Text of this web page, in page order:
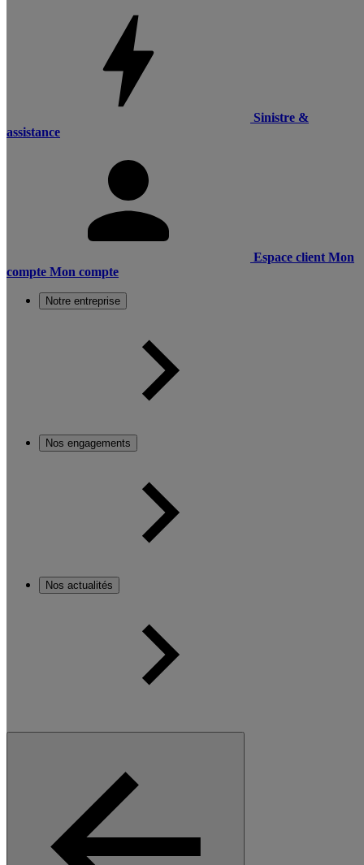
Sinistre &
assistance
Espace client Mon
compte Mon compte
Notre entreprise
Nos engagements
Nos actualités